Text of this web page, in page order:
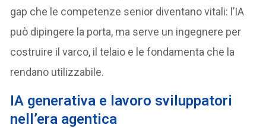
gap che le competenze senior diventano vitali: l’IA
può dipingere la porta, ma serve un ingegnere per
costruire il varco, il telaio e le fondamenta che la
rendano utilizzabile.
IA generativa e lavoro sviluppatori
nell’era agentica